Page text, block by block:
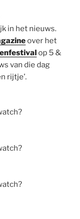
in het nieuws.
over het
op 5 &
van die dag
rijtje’.